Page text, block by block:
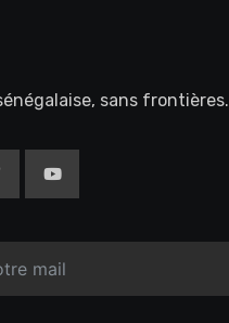
sans frontières.